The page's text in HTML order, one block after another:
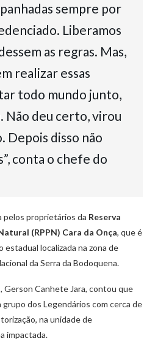
sempre por
Liberamos
as regras. Mas,
realizar essas
todo mundo junto,
deu certo, virou
Depois disso não
conta o chefe do
pelos proprietários da Reserva
(RPPN) Cara da Onça, que é
estadual localizada na zona de
da Serra da Bodoquena.
Gerson Canhete Jara, contou que
grupo dos Legendários com cerca de
na unidade de
impactada.